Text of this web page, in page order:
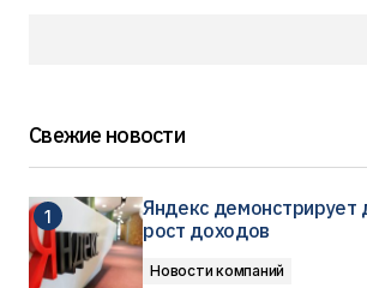
Свежие новости
Яндекс демонстрирует
рост доходов
Новости компаний